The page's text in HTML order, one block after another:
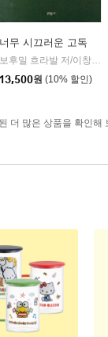
너무 시끄러운 고독
보후밀 흐라발 저/이창실 역
13,500원 (10% 할인)
더 많은 상품을 확인해